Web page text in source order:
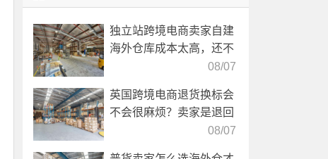
独立站跨境电商卖家自建
海外仓库成本太高，还不
如直接找第三方自营海外
08/07
英国跨境电商退货换标会
不会很麻烦？卖家是退回
国内还是在海外直接处08/07